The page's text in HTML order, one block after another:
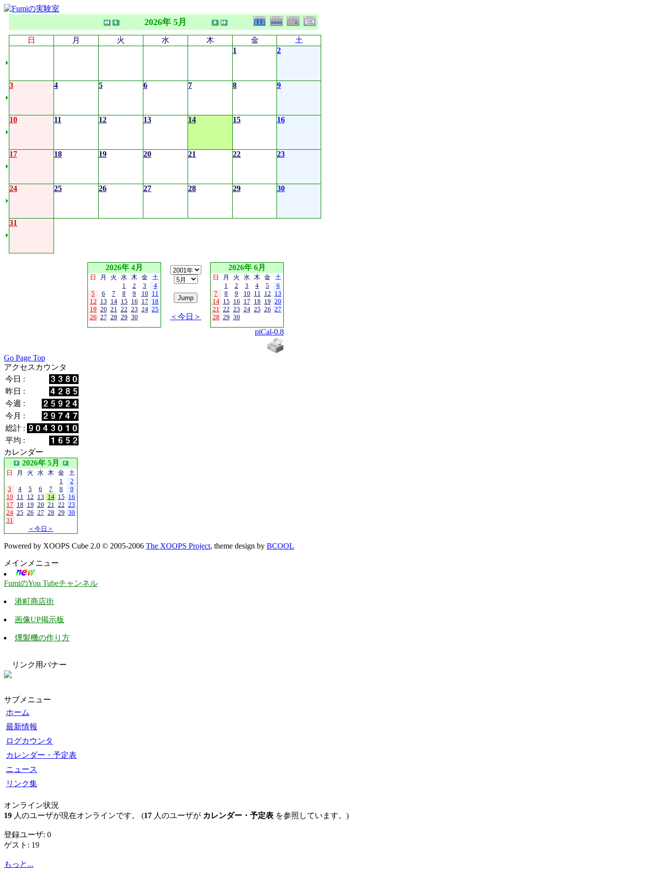
2026年 5月
日 月 火 水 木 金
土
1
2
3 4 5 6 7 8 9
10 11 12 13 14 15 16
17 18 19 20 21 22 23
24 25 26 27 28 29 30
31
2026年 4月
日 月 火 水 木 金 土
1
2 3
4
5
6 7 8 9 10 11
12 13 14 15 16 17 18
19 20 21 22 23 24 25
26 27 28 29 30 ＜今日＞
2026年 6月
日 月 火 水 木 金 土
1
2 3 4 5
6
7
8 9 10 11 12 13
14 15 16 17 18 19 20
21 22 23 24 25 26 27
28 29 30
piCal-0.8
Go Page Top
アクセスカウンタ
今日 :
昨日 :
今週 :
今月 :
総計 :
平均 :
カレンダー
2026年 5月
日 月 火 水 木 金 土
1
2
3
4 5 6 7 8
9
10 11 12 13 14 15 16
17 18 19 20 21 22 23
24 25 26 27 28 29 30
31
＜今日＞
Powered by XOOPS Cube 2.0 © 2005-2006 The XOOPS Project, theme design by BCOOL
メインメニュー
FumiのYou Tubeチャンネル
港町商店街
画像UP掲示板
燻製機の作り方
リンク用バナー
サブメニュー
ホーム
最新情報
ログカウンタ
カレンダー・予定表
ニュース
リンク集
オンライン状況
19 人のユーザが現在オンラインです。 (17 人のユーザが カレンダー・予定表 を参照しています。)
登録ユーザ: 0
ゲスト: 19
もっと...